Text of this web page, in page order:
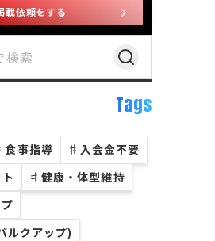
載依頼をする
Tags
食事指導 ♯ 入会金不要
♯ 健康・体型維持
ルクアップ)